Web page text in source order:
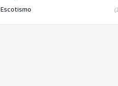
Escotismo